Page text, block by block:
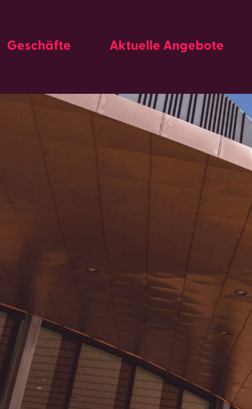
Geschäfte Aktuelle Angebote